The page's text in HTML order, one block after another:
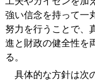
強い信念を持って一
努力を行うことで、
進と財政の健全性を
る。
具体的な方針は次